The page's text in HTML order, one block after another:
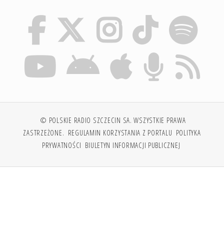
© POLSKIE RADIO SZCZECIN SA. WSZYSTKIE PRAWA
ZASTRZEŻONE. REGULAMIN KORZYSTANIA Z PORTALU POLITYKA
PRYWATNOŚCI BIULETYN INFORMACJI PUBLICZNEJ